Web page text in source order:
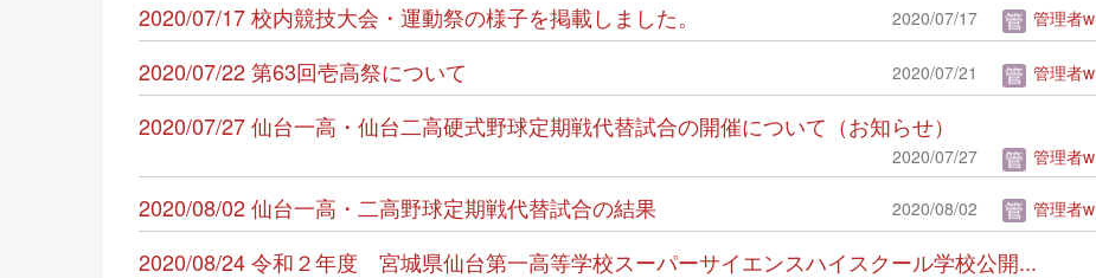
2020/07/17 校内競技大会・運動祭の様子を掲載しました。 2020/07/17 管理者w
2020/07/22 第63回壱高祭について 2020/07/21 管理者w
2020/07/27 仙台一高・仙台二高硬式野球定期戦代替試合の開催について（お知らせ）
2020/07/27 管理者w
2020/08/02 仙台一高・二高野球定期戦代替試合の結果 2020/08/02 管理者w
2020/08/24 令和２年度 宮城県仙台第一高等学校スーパーサイエンスハイスクール学校公開...